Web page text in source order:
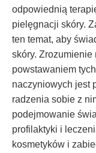
odpowiednią
pielęgnacji skóry.
ten temat, aby
skóry. Zrozumienie
powstawaniem
naczyniowych jest
radzenia sobie z
podejmowanie
profilaktyki i
kosmetyków i